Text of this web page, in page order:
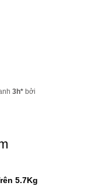
3h* bởi
5.7Kg